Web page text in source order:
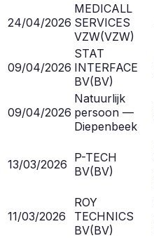
24/04/2026
MEDICALL
SERVICES
VZW(VZW)
09/04/2026
STAT
INTERFACE
BV(BV)
09/04/2026
Natuurlijk
persoon —
Diepenbeek
13/03/2026 P-TECH
BV(BV)
11/03/2026
ROY
TECHNICS
BV(BV)